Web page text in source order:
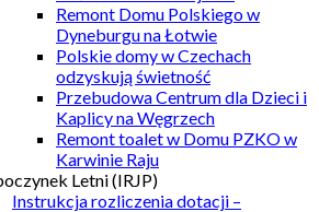
Remont Domu Polskiego w
Dyneburgu na Łotwie
Polskie domy w Czechach
odzyskują świetność
Przebudowa Centrum dla Dzieci i
Kaplicy na Węgrzech
Remont toalet w Domu PZKO w
Karwinie Raju
Letni (IRJP)
Instrukcja rozliczenia dotacji –